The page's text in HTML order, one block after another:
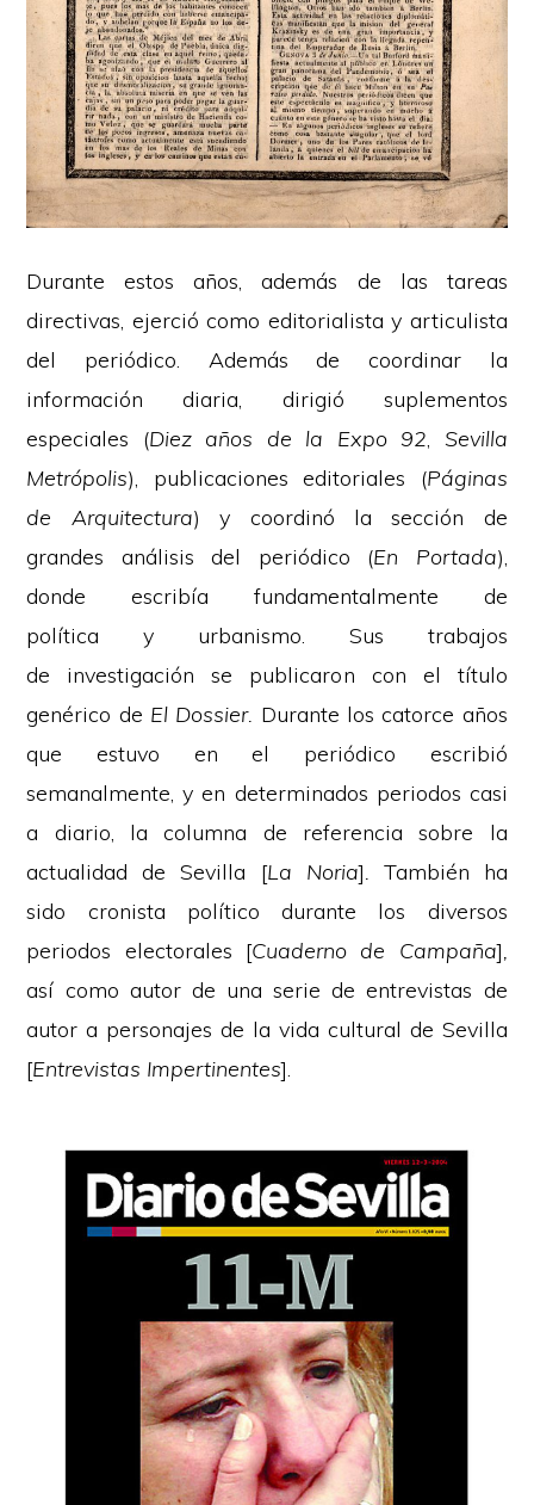
Durante estos años, además de las tareas
directivas, ejerció como editorialista y articulista
del periódico. Además de coordinar la
información diaria, dirigió suplementos
especiales (Diez años de la Expo 92, Sevilla
Metrópolis), publicaciones editoriales (Páginas
de Arquitectura) y coordinó la sección de
grandes análisis del periódico (En Portada),
donde escribía fundamentalmente de
política y urbanismo. Sus trabajos
de investigación se publicaron con el título
genérico de El Dossier. Durante los catorce años
que estuvo en el periódico escribió
semanalmente, y en determinados periodos casi
a diario, la columna de referencia sobre la
actualidad de Sevilla [La Noria]. También ha
sido cronista político durante los diversos
periodos electorales [Cuaderno de Campaña],
así como autor de una serie de entrevistas de
autor a personajes de la vida cultural de Sevilla
[Entrevistas Impertinentes].